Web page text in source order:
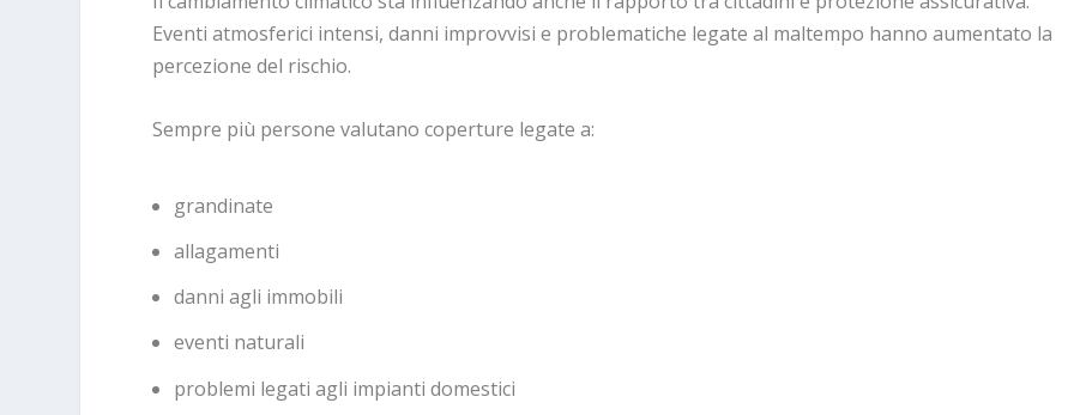
Eventi atmosferici intensi, danni improvvisi e problematiche legate al maltempo hanno aumentato la
percezione del rischio.
Sempre più persone valutano coperture legate a:
grandinate
allagamenti
danni agli immobili
eventi naturali
problemi legati agli impianti domestici